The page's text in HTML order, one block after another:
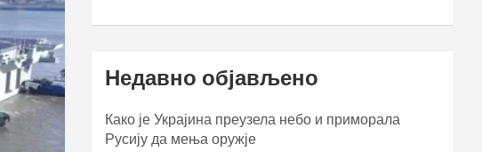
Недавно објављено
Како је Украјина преузела небо и приморала
Русију да мења оружје